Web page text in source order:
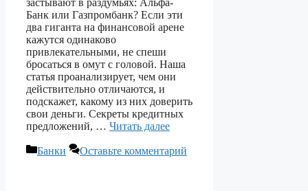
Банк или Газпромбанк? Если эти
два гиганта на финансовой арене
кажутся одинаково
привлекательными, не спеши
бросаться в омут с головой. Наша
статья проанализирует, чем они
действительно отличаются, и
подскажет, какому из них доверить
свои деньги. Секреты кредитных
предложений, … Читать далее
Рубрики
Банки Оставьте комментарий